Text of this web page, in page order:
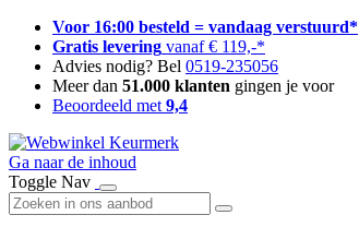
Voor 16:00 besteld = vandaag verstuurd*
Gratis levering vanaf € 119,-*
Advies nodig? Bel 0519-235056
Meer dan 51.000 klanten gingen je voor
Beoordeeld met 9,4
Ga naar de inhoud
Toggle Nav